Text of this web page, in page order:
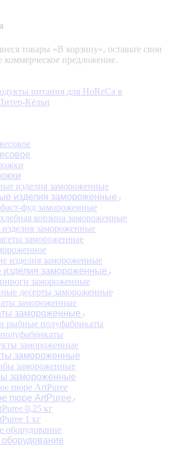
товары «‎В корзину»‎, оставьте свои
коммерческое предложение.
изделия замороженные
фуд замороженные
корзина замороженные
замороженные
замороженные
изделия замороженные
замороженные
десерты замороженные
замороженные
рыбные полуфабрикаты
замороженные
замороженные
пюре ArtPuree
0,25 кг
1 кг